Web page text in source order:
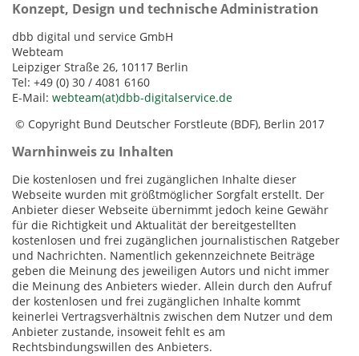
Konzept, Design und technische Administration
dbb digital und service GmbH
Webteam
Leipziger Straße 26, 10117 Berlin
Tel: +49 (0) 30 / 4081 6160
E-Mail: webteam(at)dbb-digitalservice.de
© Copyright Bund Deutscher Forstleute (BDF), Berlin 2017
Warnhinweis zu Inhalten
Die kostenlosen und frei zugänglichen Inhalte dieser
Webseite wurden mit größtmöglicher Sorgfalt erstellt. Der
Anbieter dieser Webseite übernimmt jedoch keine Gewähr
für die Richtigkeit und Aktualität der bereitgestellten
kostenlosen und frei zugänglichen journalistischen Ratgeber
und Nachrichten. Namentlich gekennzeichnete Beiträge
geben die Meinung des jeweiligen Autors und nicht immer
die Meinung des Anbieters wieder. Allein durch den Aufruf
der kostenlosen und frei zugänglichen Inhalte kommt
keinerlei Vertragsverhältnis zwischen dem Nutzer und dem
Anbieter zustande, insoweit fehlt es am
Rechtsbindungswillen des Anbieters.